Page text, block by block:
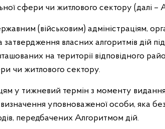
сфери чи житлового сектору (далі –
(військовим) адміністраціям,
власних алгоритмів дій
на території відповідного
чи житлового сектору.
у тижневий термін з моменту
уповноваженої особи, яка
передбачених Алгоритмом дій.